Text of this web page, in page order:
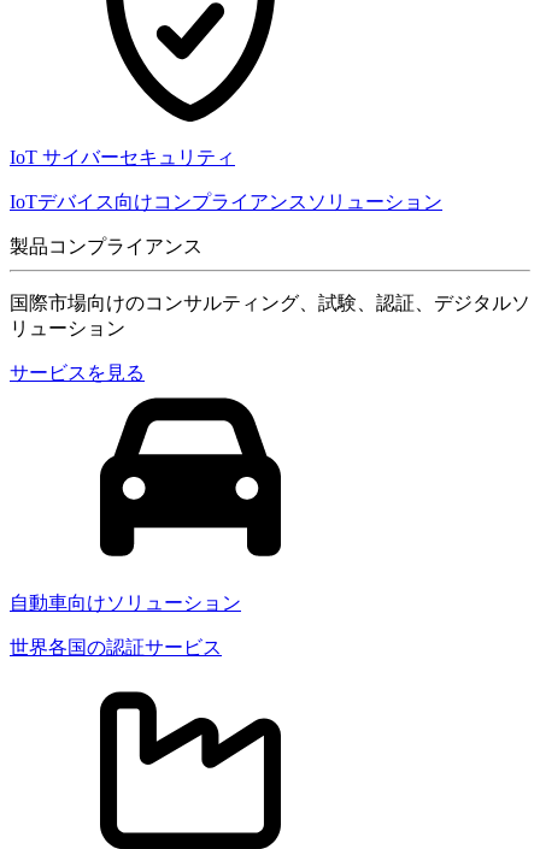
IoT サイバーセキュリティ
IoTデバイス向けコンプライアンスソリューション
製品コンプライアンス
国際市場向けのコンサルティング、試験、認証、デジタルソ
リューション
サービスを見る
自動車向けソリューション
世界各国の認証サービス